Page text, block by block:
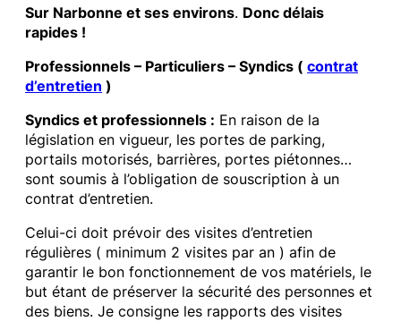
Sur Narbonne et ses environs. Donc délais
rapides !
Professionnels – Particuliers – Syndics ( contrat
d’entretien )
Syndics et professionnels : En raison de la
législation en vigueur, les portes de parking,
portails motorisés, barrières, portes piétonnes…
sont soumis à l’obligation de souscription à un
contrat d’entretien.
Celui-ci doit prévoir des visites d’entretien
régulières ( minimum 2 visites par an ) afin de
garantir le bon fonctionnement de vos matériels, le
but étant de préserver la sécurité des personnes et
des biens. Je consigne les rapports des visites